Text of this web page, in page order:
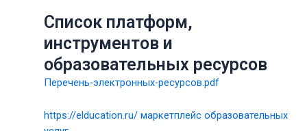
Список платформ,
инструментов и
образовательных ресурсов
Перечень-электронных-ресурсов.pdf
https://elducation.ru/ маркетплейс образовательных